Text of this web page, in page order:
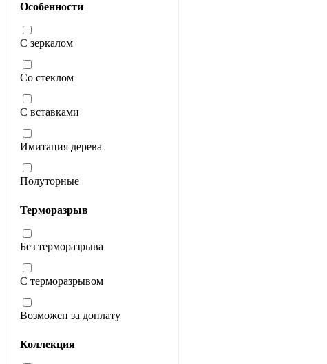
Особенности
С зеркалом
Со стеклом
С вставками
Имитация дерева
Полуторные
Терморазрыв
Без терморазрыва
С терморазрывом
Возможен за доплату
Коллекция